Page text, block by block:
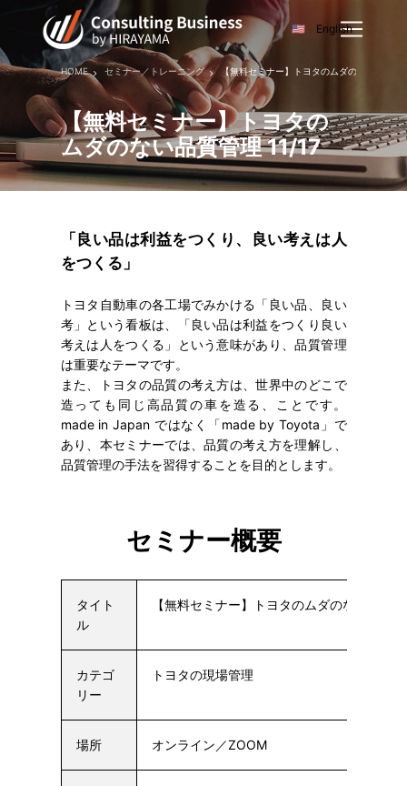
English
【無料セミナー】トヨタの
ムダのない品質管理 11/17
HOME セミナー／トレーニング 【無料セミナー】トヨタのムダのない品質管
「良い品は利益をつくり、良い考えは人
をつくる」
トヨタ自動車の各工場でみかける「良い品、良い
考」という看板は、「良い品は利益をつくり良い
考えは人をつくる」という意味があり、品質管理
は重要なテーマです。
また、トヨタの品質の考え方は、世界中のどこで
造っても同じ高品質の車を造る、ことです。
made in Japan ではなく「made by Toyota」で
あり、本セミナーでは、品質の考え方を理解し、
品質管理の手法を習得することを目的とします。
セミナー概要
タイト
ル
【無料セミナー】トヨタのムダのない品質
カテゴ
リー
トヨタの現場管理
場所 オンライン／ZOOM